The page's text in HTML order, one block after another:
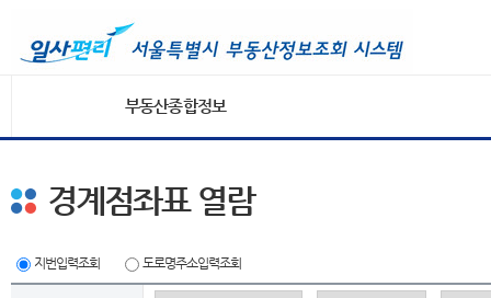
부동산종합정보
경계점좌표 열람
지번입력조회 도로명주소입력조회